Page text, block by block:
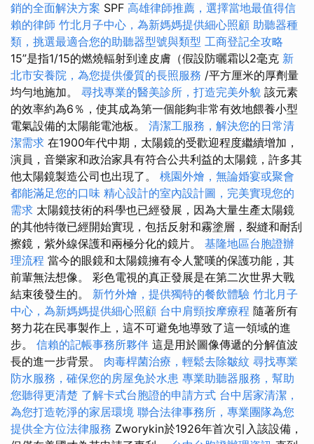
銷的全面解決方案 SPF 高雄律師推薦，選擇當地最值得信
賴的律師 竹北月子中心，為新媽媽提供細心照顧 助聽器種
類，挑選最適合您的助聽器型號與類型 工商登記全攻略
15”是指1/15的燃燒輻射到達皮膚（假設防曬霜以2毫克 新
北市安養院，為您提供優質的長照服務 /平方厘米的厚劑量
均勻地施加。 尋找專業的醫美診所，打造完美外貌 該元素
的效率約為6％，使其成為第一個能夠非常有效地餵養小型
電氣設備的太陽能電池板。 清潔工服務，解決您的日常清
潔需求 在1900年代中期，太陽鏡的受歡迎程度繼續增加，
演員，音樂家和政治家具有符合公共利益的太陽鏡，許多其
他太陽鏡製造公司也出現了。 桃園外燴，無論婚宴或聚會
都能滿足您的口味 精心設計的室內設計圖，完美實現您的
需求 太陽鏡技術的科學也已經發展，因為大量生產太陽鏡
的其他特徵已經開始實現，包括反射和霧塗層，裂縫和耐刮
擦鏡，紫外線保護和兩極分化的鏡片。 基隆地區台胞證辦
理流程 當今的眼鏡和太陽鏡擁有令人驚嘆的保護功能，其
前輩無法想像。 彩色電視的真正發展是在第二次世界大戰
結束後發生的。 新竹外燴，提供獨特的餐飲體驗 竹北月子
中心，為新媽媽提供細心照顧 台中肩頸按摩療程 隨著所有
努力花在民事製作上，這不可避免地導致了這一領域的進
步。 信賴的記帳事務所夥伴 這是用於圖像傳遞的分解值波
長的進一步背景。 肉毒桿菌治療，輕鬆去除皺紋 尋找專業
防水服務，確保您的房屋免於水患 專業助聽器服務，幫助
您聽得更清楚 了解卡式台胞證的申請方式 台中居家清潔，
為您打造乾淨的家居環境 聯合法律事務所，專業團隊為您
提供全方位法律服務 Zworykin於1926年首次引入該設備，